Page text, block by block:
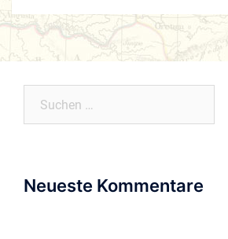
nach:
Neueste Kommentare